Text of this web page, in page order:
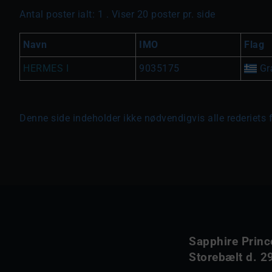
Antal poster ialt: 1 . Viser 20 poster pr. side
Navn IMO Flag
HERMES I 9035175
Denne side indeholder ikke nødvendigvis alle
Sapphire
Storebælt d.